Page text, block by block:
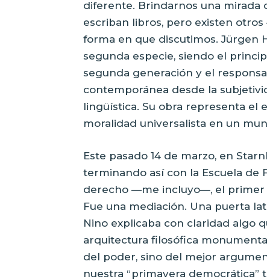
diferente. Brindarnos una mirada
escriban libros, pero existen
forma en que discutimos. Jürgen
segunda especie, siendo el
segunda generación y el
contemporánea desde la
lingüística. Su obra representa el
moralidad universalista en un
Este pasado 14 de marzo, en
terminando así con la Escuela de
derecho —me incluyo—, el primer
Fue una mediación. Una puerta
Nino explicaba con claridad algo
arquitectura filosófica
del poder, sino del mejor
nuestra “primavera democrática”